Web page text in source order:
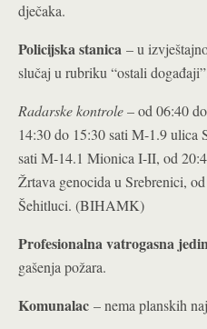
dječaka.
Policijska stanica – u
slučaj u rubriku “ostali
Radarske kontrole– od 06:40
14:30 do 15:30 sati M-1.9 ulica
sati M-14.1 Mionica I-II, od
Žrtava genocida u Srebrenici,
Šehitluci. (BIHAMK)
Profesionalna vatrogasna
gašenja požara.
Komunalac – nema planskih